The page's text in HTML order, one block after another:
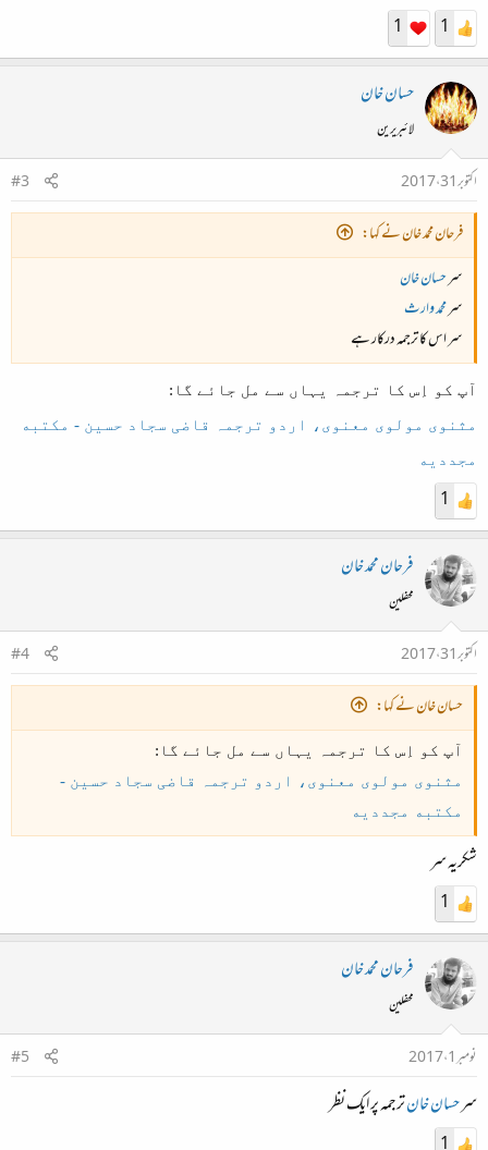
1
1
حسان خان
لائبریرین
اکتوبر 31، 2017
#3
فرحان محمد خان نے کہا:
سرحسان خان
سرمحمد وارث
سر اس کا ترجمہ درکار ہے
آپ کو اِس کا ترجمہ یہاں سے مل جائے گا:
مثنوی مولوی معنوی، اردو ترجمہ قاضی سجاد حسین - مکتبه
مجددیه
1
فرحان محمد خان
محفلین
اکتوبر 31، 2017
#4
حسان خان نے کہا:
آپ کو اِس کا ترجمہ یہاں سے مل جائے گا:
مثنوی مولوی معنوی، اردو ترجمہ قاضی سجاد حسین -
مکتبه مجددیه
شکریہ سر
1
فرحان محمد خان
محفلین
نومبر 1، 2017
#5
سرحسان خانترجمہ پر ایک نظر